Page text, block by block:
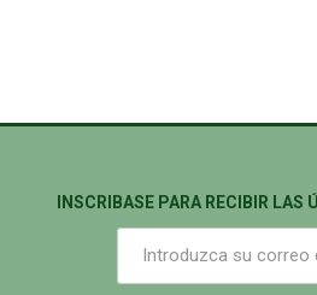
INSCRIBASE PARA RECIBIR LAS